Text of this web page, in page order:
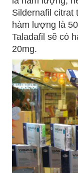
Sildernafil citrat
hàm lượng là
Taladafil sẽ có
20mg.